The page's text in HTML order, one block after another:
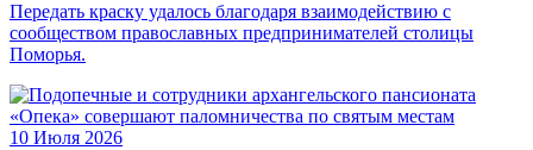
Передать краску удалось благодаря взаимодействию с
сообществом православных предпринимателей столицы
Поморья.
10 Июля 2026